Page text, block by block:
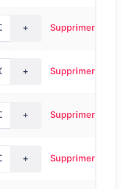
+ Supprimer
+ Supprimer
+ Supprimer
+ Supprimer